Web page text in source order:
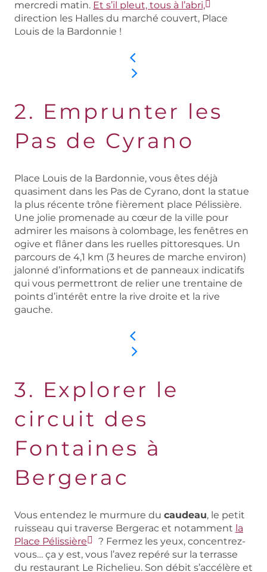
mercredi matin. Et s’il pleut, tous à l’abri,
direction les Halles du marché couvert, Place
Louis de la Bardonnie !
2. Emprunter les
Pas de Cyrano
Place Louis de la Bardonnie, vous êtes déjà
quasiment dans les Pas de Cyrano, dont la statue
la plus récente trône fièrement place Pélissière.
Une jolie promenade au cœur de la ville pour
admirer les maisons à colombage, les fenêtres en
ogive et flâner dans les ruelles pittoresques. Un
parcours de 4,1 km (3 heures de marche environ)
jalonné d’informations et de panneaux indicatifs
qui vous permettront de relier une trentaine de
points d’intérêt entre la rive droite et la rive
gauche.
3. Explorer le
circuit des
Fontaines à
Bergerac
Vous entendez le murmure du caudeau, le petit
ruisseau qui traverse Bergerac et notamment la
Place Pélissière
? Fermez les yeux, concentrez-
vous… ça y est, vous l’avez repéré sur la terrasse
du restaurant Le Richelieu. Son débit s’accélère et